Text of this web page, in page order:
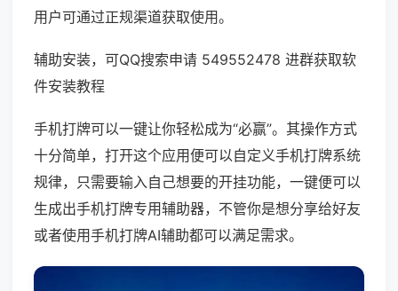
用户可通过正规渠道获取使用。
辅助安装，可QQ搜索申请 549552478 进群获取软
件安装教程
手机打牌可以一键让你轻松成为“必赢”。其操作方式
十分简单，打开这个应用便可以自定义手机打牌系统
规律，只需要输入自己想要的开挂功能，一键便可以
生成出手机打牌专用辅助器，不管你是想分享给好友
或者使用手机打牌AI辅助都可以满足需求。